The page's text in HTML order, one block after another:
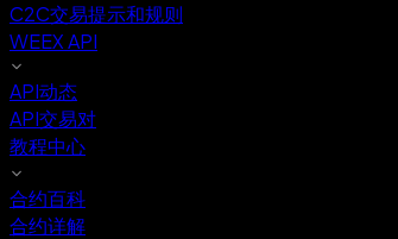
C2C交易提示和规则
WEEX API
API动态
API交易对
教程中心
合约百科
合约详解